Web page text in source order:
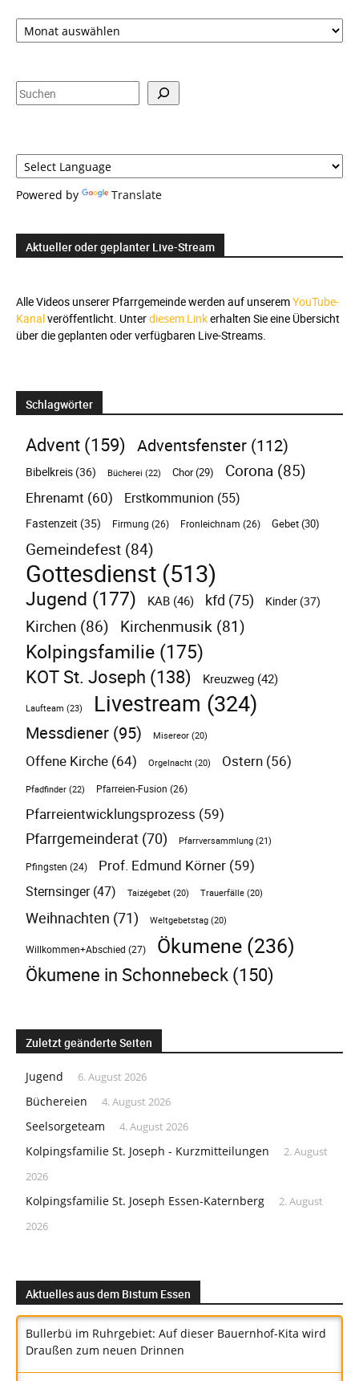
Zeitauswahl,
Suche
Suchen
Powered by Translate
Aktueller oder geplanter Live-Stream
Alle Videos unserer Pfarrgemeinde werden auf unseremYouTube-
Kanalveröffentlicht. Unterdiesem Linkerhalten Sie eine Übersicht
über die geplanten oder verfügbaren Live-Streams.
Schlagwörter
Advent(159) Adventsfenster (112)
Bibelkreis (36) Bücherei (22) Chor(29) Corona (85)
Ehrenamt (60) Erstkommunion (55)
Fastenzeit (35) Firmung (26) Fronleichnam (26) Gebet(30)
Gemeindefest (84)
Gottesdienst (513)
Jugend (177) KAB (46) kfd (75) Kinder (37)
Kirchen (86) Kirchenmusik (81)
Kolpingsfamilie (175)
KOT St. Joseph (138) Kreuzweg (42)
Laufteam (23) Livestream (324)
Messdiener (95) Misereor (20)
Offene Kirche (64) Orgelnacht (20) Ostern (56)
Pfadfinder (22) Pfarreien-Fusion (26)
Pfarreientwicklungsprozess (59)
Pfarrgemeinderat (70) Pfarrversammlung (21)
Pfingsten (24) Prof. Edmund Körner (59)
Sternsinger(47) Taizégebet (20) Trauerfälle (20)
Weihnachten (71) Weltgebetstag (20)
Willkommen+Abschied (27) Ökumene (236)
Ökumene in Schonnebeck (150)
Zuletzt geänderte Seiten
Jugend 6. August 2026
Büchereien 4. August 2026
Seelsorgeteam 4. August 2026
Kolpingsfamilie St. Joseph - Kurzmitteilungen
2. August
2026
Kolpingsfamilie St. Joseph Essen-Katernberg
2. August
2026
Aktuelles aus dem Bistum Essen
Bullerbü im Ruhrgebiet: Auf dieser Bauernhof-Kita wird
Draußen zum neuen Drinnen